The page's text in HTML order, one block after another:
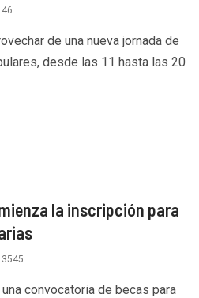
46
de una nueva jornada de
desde las 11 hasta las 20
la inscripción para
3545
convocatoria de becas para